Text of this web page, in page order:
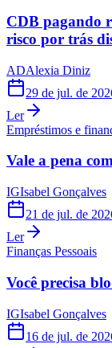
CDB pagando
risco por trás
ADAlexia Diniz
29 de jul. de
Ler
Empréstimos e
Vale a pena
IGIsabel Gonçalves
21 de jul. de
Ler
Finanças Pessoais
Você precisa
IGIsabel Gonçalves
16 de jul. de